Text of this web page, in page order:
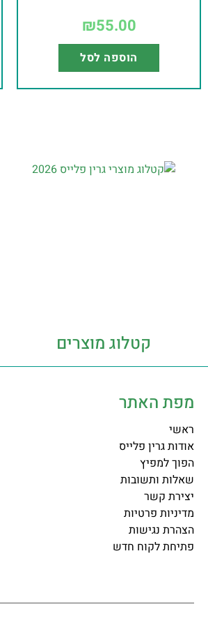
₪55.00
הוספה לסל
קטלוג מוצרים
מפת האתר
ראשי
אודות גרין פלייס
הפוך למפיץ
שאלות ותשובות
יצירת קשר
מדיניות פרטיות
הצהרת נגישות
פתיחת לקוח חדש